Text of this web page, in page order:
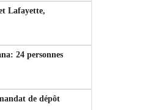
Lafayette,
24 personnes
de dépôt